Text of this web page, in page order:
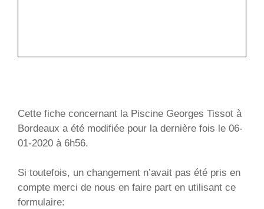
Cette fiche concernant la Piscine Georges Tissot à
Bordeaux a été modifiée pour la dernière fois le 06-
01-2020 à 6h56.
Si toutefois, un changement n’avait pas été pris en
compte merci de nous en faire part en utilisant ce
formulaire: